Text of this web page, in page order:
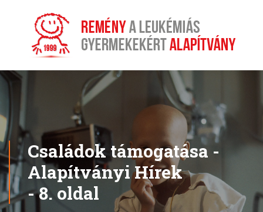
Családok támogatása -
Alapítványi Hírek
- 8. oldal